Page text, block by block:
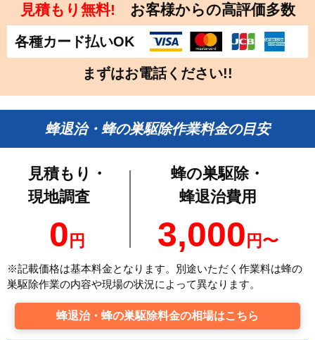
見積もり無料! お客様からの高評価多数
各種カード払いOK
まずはお電話ください!!
蜂退治・蜂の巣駆除作業料金の目安
見積もり・
現地調査
0 円
蜂の巣駆除・
蜂退治費用
3,000 円〜
※記載価格は基本料金となります。別途いただく作業料は蜂の
巣駆除作業の内容や現場の状況によって異なります。
蜂退治・蜂の巣駆除料金の相場はこちら